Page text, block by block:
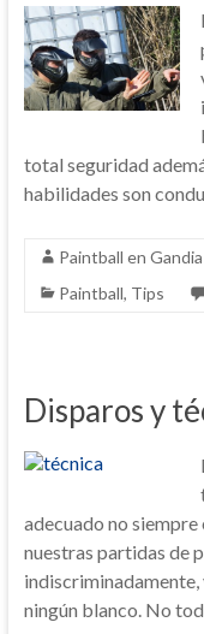
total seguridad
habilidades son
Paintball en Gandia
Paintball, Tips
Disparos y
adecuado no siempre
nuestras partidas de
indiscriminadamente,
ningún blanco. No